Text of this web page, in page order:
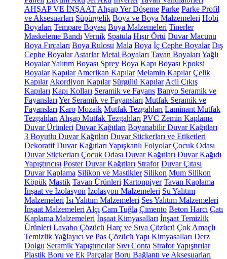
AHŞAP VE İNŞAAT Ahşap Yer Döşeme Parke Parke Profil
ve Aksesuarları Süpürgelik Boya ve Boya Malzemeleri Hobi
Boyaları Tempare Boyası Boya Malzemeleri Tinerler
Maskeleme Bandı Vernik Spatula Hışır Örtü Duvar Macunu
Boya Fırçaları Boya Rulosu Mala Boya İç Cephe Boyalar Dış
Cephe Boyalar Astarlar Metal Boyaları Tavan Boyaları Yağlı
BoyalarYalıtım Boyası Sprey Boya Kapı Boyası Epoksi
Boyalar Kapılar Amerikan Kapılar Melamin Kapılar Çelik
Kapılar Akordiyon Kapılar Sürgülü Kapılar Acil Çıkış
Kapıları Kapı Kolları Seramik ve Fayans Banyo Seramik ve
Fayansları Yer Seramik ve Fayansları Mutfak Seramik ve
Fayansları Karo Mozaik Mutfak Tezgahları Laminant Mutfak
Tezgahları Ahşap Mutfak Tezgahları PVC Zemin Kaplama
Duvar Ürünleri Duvar Kağıtları Boyanabilir Duvar Kağıtları
3 Boyutlu Duvar Kağıtları Duvar Stickerları ve Etiketleri
Dekoratif Duvar Kağıtları Yapışkanlı Folyolar Çocuk Odası
Duvar Stickerları Çocuk Odası Duvar Kağıtları Duvar Kağıdı
Yapıştırıcısı Poster Duvar Kağıtları Strafor Duvar Çıtası
Duvar Kaplama Silikon ve Mastikler Silikon Mum Silikon
Köpük Mastik Tavan Ürünleri Kartonpiyer Tavan Kaplama
İnşaat ve İzolasyon İzolasyon Malzemeleri Su Yalıtım
Malzemeleri Isı Yalıtım Malzemeleri Ses Yalıtım Malzemeleri
İnşaat Malzemeleri Alçı Cam Tuğla Çimento Beton Harcı Çatı
Kaplama Malzemeleri İnşaat Kimyasalları İnşaat Temizlik
Ürünleri Lavabo Çözücü Harç ve Sıva Çözücü Çok Amaçlı
TemizlikYağlayıcı ve Pas Çözücü Yapı Kimyasalları Derz
Dolgu Seramik Yapıştırıcılar Sıvı Conta Strafor Yapıştırılar
Plastik Boru ve Ek Parçalar Boru Bağlantı ve Aksesuarları